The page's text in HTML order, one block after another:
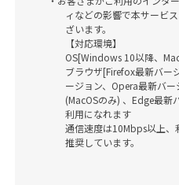
ィなどの影響で本サービ
ざいます。
【対応環境】
OS[Windows 10以降、
ブラウザ[Firefox最新バー
ージョン、Opera最新バ
(MacOSのみ) 、Edge最
利用になれます
通信速度は10Mbps以上、
推奨しています。